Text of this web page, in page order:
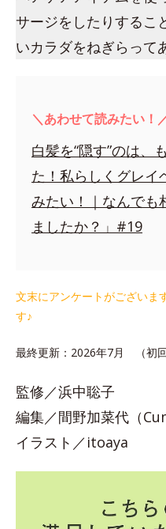
サージをしたりするこ
いカラダをねぎらって
＼あわせて読みたい！
白髪を“隠す”のは、
た！私らしくグレイ
みたい！｜なんでも
ましたか？」#19
文末にアンケートがございま
す♪
最終更新：2026年7月 （初回
監修／浜中聡子
編集／間野加菜代（
イラスト／itoaya